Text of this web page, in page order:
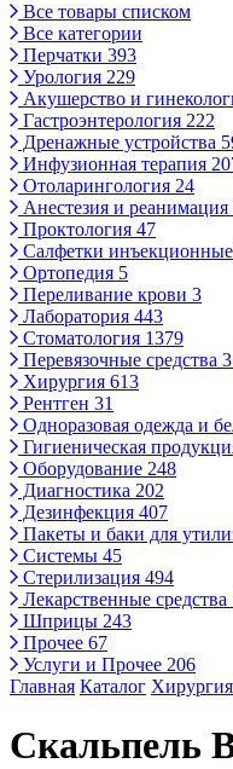
Все товары списком
Все категории
Перчатки 393
Урология 229
Акушерство и
Гастроэнтерология 222
Дренажные устройства
Инфузионная терапия
Отоларингология 24
Анестезия и реанимация
Проктология 47
Салфетки инъекционные
Ортопедия 5
Переливание крови 3
Лаборатория 443
Стоматология 1379
Перевязочные средства
Хирургия 613
Рентген 31
Одноразовая одежда и
Гигиеническая
Оборудование 248
Диагностика 202
Дезинфекция 407
Пакеты и баки для
Системы 45
Стерилизация 494
Лекарственные средства
Шприцы 243
Прочее 67
Услуги и Прочее 206
Главная Каталог Хирургия
Скальпель